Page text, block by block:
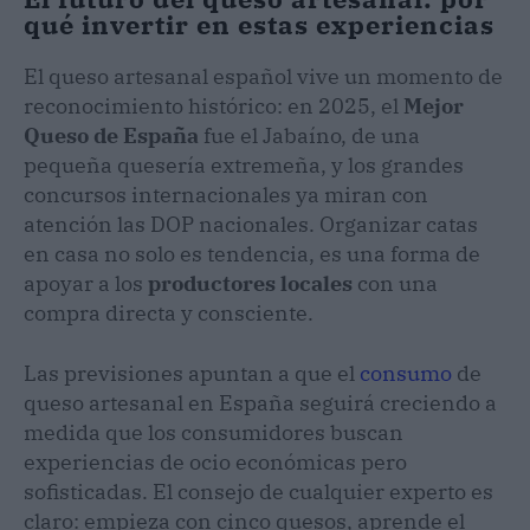
qué invertir en estas experiencias
El queso artesanal español vive un momento de
reconocimiento histórico: en 2025, el Mejor
Queso de España fue el Jabaíno, de una
pequeña quesería extremeña, y los grandes
concursos internacionales ya miran con
atención las DOP nacionales. Organizar catas
en casa no solo es tendencia, es una forma de
apoyar a los productores locales con una
compra directa y consciente.
Las previsiones apuntan a que el consumo de
queso artesanal en España seguirá creciendo a
medida que los consumidores buscan
experiencias de ocio económicas pero
sofisticadas. El consejo de cualquier experto es
claro: empieza con cinco quesos, aprende el